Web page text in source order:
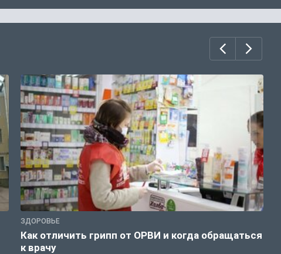
ЗДОРОВЬЕ
Как отличить грипп от ОРВИ и когда обращаться
к врачу